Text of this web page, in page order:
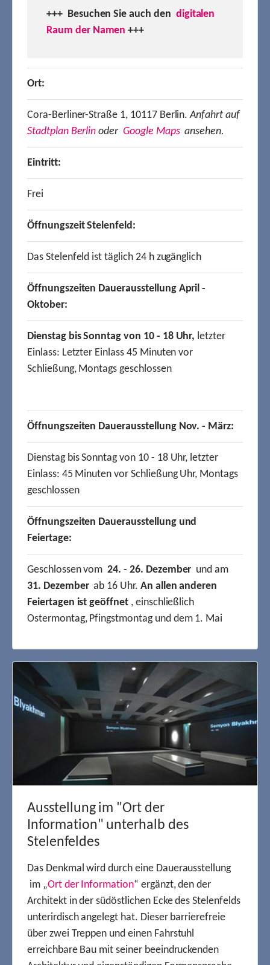
Ausstellung im "Ort der
Information" unterhalb des
Stelenfeldes
Das Denkmal wird durch eine Dauerausstellung
im „Ort der Information“ ergänzt, den der
Architekt in der südöstlichen Ecke des Stelenfelds
unterirdisch angelegt hat. Dieser barrierefreie
über zwei Treppen und einen Fahrstuhl
erreichbare Bau mit seiner beeindruckenden
+++ Besuchen Sie auch den digitalen
Raum der Namen +++
Ort:
Cora-Berliner-Straße 1, 10117 Berlin.Anfahrt auf
Stadtplan Berlin oder Google Mapsansehen.
Eintritt:
Frei
Öffnungszeit Stelenfeld:
Das Stelenfeld ist täglich 24 h zugänglich
Öffnungszeiten Dauerausstellung April -
Oktober:
Dienstag bis Sonntag von 10 - 18 Uhr, letzter
Einlass: Letzter Einlass 45 Minuten vor
Schließung, Montags geschlossen
Öffnungszeiten Dauerausstellung Nov. - März:
Dienstag bis Sonntag von 10 - 18 Uhr, letzter
Einlass: 45 Minuten vor Schließung Uhr, Montags
geschlossen
Öffnungszeiten Dauerausstellung und
Feiertage:
Geschlossen vom24. - 26. Dezember und am
31. Dezemberab 16 Uhr. An allen anderen
Feiertagen ist geöffnet, einschließlich
Ostermontag, Pfingstmontag und dem 1. Mai